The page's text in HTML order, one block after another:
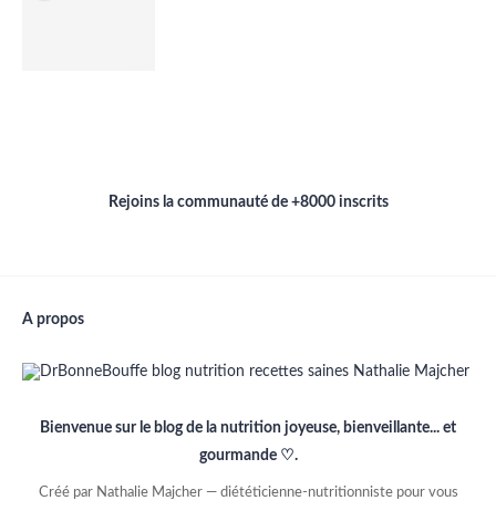
Rejoins la communauté de +8000 inscrits
A propos
Bienvenue sur le blog de la nutrition joyeuse, bienveillante... et
gourmande ♡.
Créé par Nathalie Majcher — diététicienne-nutritionniste pour vous